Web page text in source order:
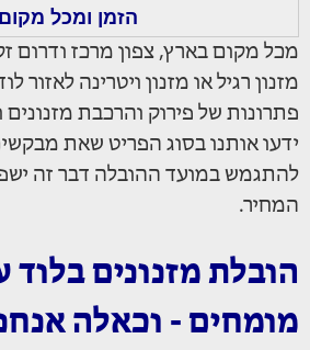
הזמן ומכל
מכל מקום בארץ, צפון מרכז ודרום
מזנון רגיל או מזנון ויטרינה לאזור
פתרונות של פירוק והרכבת מזנונים
ידעו אותנו בסוג הפריט שאת
להתגמש במועד ההובלה דבר זה
המחיר.
הובלת מזנונים
מומחים - וכאלה